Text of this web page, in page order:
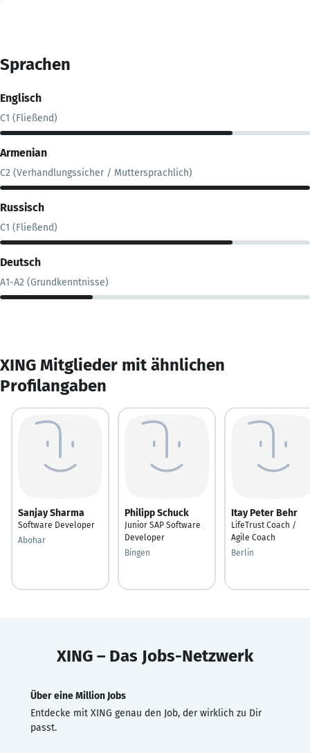
Sprachen
Englisch
C1 (Fließend)
Armenian
C2 (Verhandlungssicher / Muttersprachlich)
Russisch
C1 (Fließend)
Deutsch
A1-A2 (Grundkenntnisse)
XING Mitglieder mit ähnlichen
Profilangaben
Sanjay Sharma
Software Developer
Abohar
Philipp Schuck
Junior SAP Software
Developer
Bingen
Itay Peter Behr
LifeTrust Coach /
Agile Coach
Berlin
XING – Das Jobs-Netzwerk
Über eine Million Jobs
Entdecke mit XING genau den Job, der wirklich zu Dir
passt.